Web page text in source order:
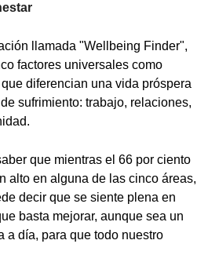
llamada "Wellbeing Finder",
factores universales como
diferencian una vida próspera
sufrimiento: trabajo, relaciones,
que mientras el 66 por ciento
alto en alguna de las cinco áreas,
decir que se siente plena en
basta mejorar, aunque sea un
a día, para que todo nuestro